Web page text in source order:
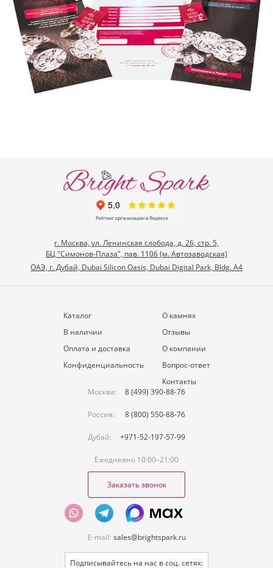
г. Москва, ул. Ленинская слобода, д. 26, стр. 5,
БЦ "Симонов-Плаза", пав. 1106 (м. Автозаводская)
ОАЭ, г. Дубай, Dubai Silicon Oasis, Dubai Digital Park, Bldg. A4
Каталог
В наличии
Оплата и доставка
Конфиденциальность
О камнях
Отзывы
О компании
Вопрос-ответ
Контакты
Москва:
8 (499) 390-88-76
Россия: 8 (800) 550-88-76
Дубай: +971-52-197-57-99
Ежедневно 10:00–21:00
Заказать звонок
E-mail: sales@brightspark.ru
Подписывайтесь на нас в соц. сетях: